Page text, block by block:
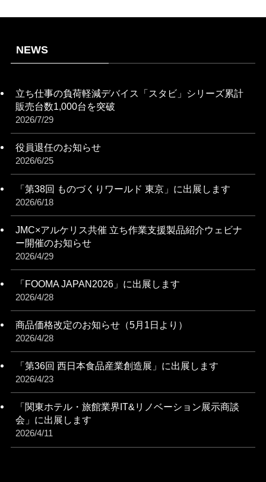
NEWS
立ち仕事の負荷軽減デバイス「スタビ」シリーズ累計
販売台数1,000台を突破
2026/7/29
役員退任のお知らせ
2026/6/25
「第38回 ものづくりワールド 東京」に出展します
2026/6/18
JMC×アルケリス共催 立ち作業支援製品紹介ウェビナ
ー開催のお知らせ
2026/4/29
「FOOMA JAPAN2026」に出展します
2026/4/28
商品価格改定のお知らせ（5月1日より）
2026/4/28
「第36回 西日本食品産業創造展」に出展します
2026/4/23
「関東ホテル・旅館業界IT&リノベーション展⽰商談
会」に出展します
2026/4/11